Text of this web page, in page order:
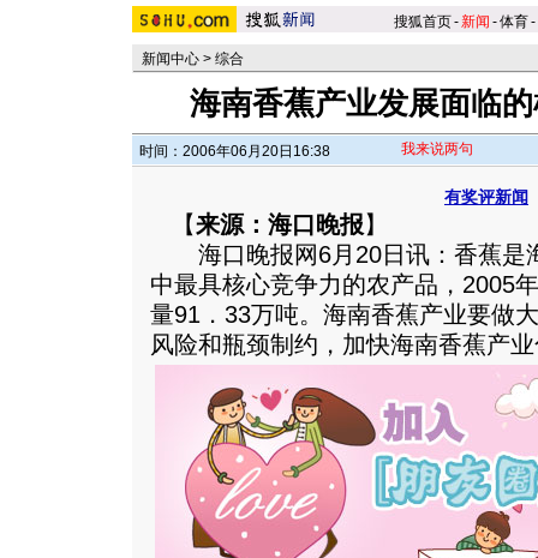
搜狐首页-新闻 -体育-
新闻中心 > 综合
海南香蕉产业发展面临
时间：2006年06月20日16:38 我来说两句
有奖评新闻
【来源：海口晚报】
海口晚报网6月20日讯：香蕉是
中最具核心竞争力的农产品，2005
量91．33万吨。海南香蕉产业要做
风险和瓶颈制约，加快海南香蕉产